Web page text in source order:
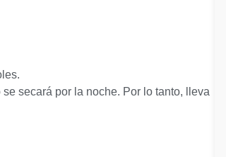
secará por la noche. Por lo tanto, lleva